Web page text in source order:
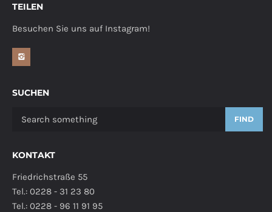
TEILEN
Besuchen Sie uns auf Instagram!
SUCHEN
FIND
KONTAKT
Friedrichstraße 55
Tel.: 0228 - 31 23 80
Tel.: 0228 - 96 11 91 95